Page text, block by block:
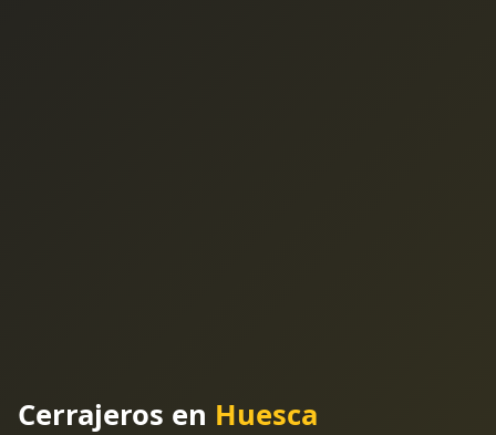
Cerrajeros en Huesca